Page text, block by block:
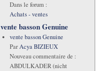
Dans le forum :
Achats - ventes
vente basson Genuine
vente basson Genuine
ParAcya BIZIEUX
Nouveau commentaire de :
ABDULKADER (nicht